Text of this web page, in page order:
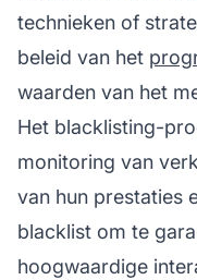
technieken of
beleid van het
waarden van het
Het blacklisting-
monitoring van
van hun prestaties
blacklist om te
hoogwaardige